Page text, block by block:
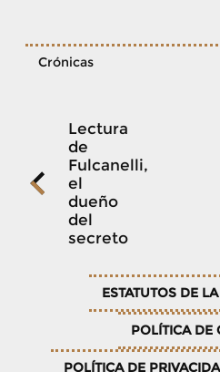
Crónicas
de
entradas
Lectura
de
Fulcanelli,
el
dueño
del
secreto
ESTATUTOS DE
POLÍTICA DE
POLÍTICA DE